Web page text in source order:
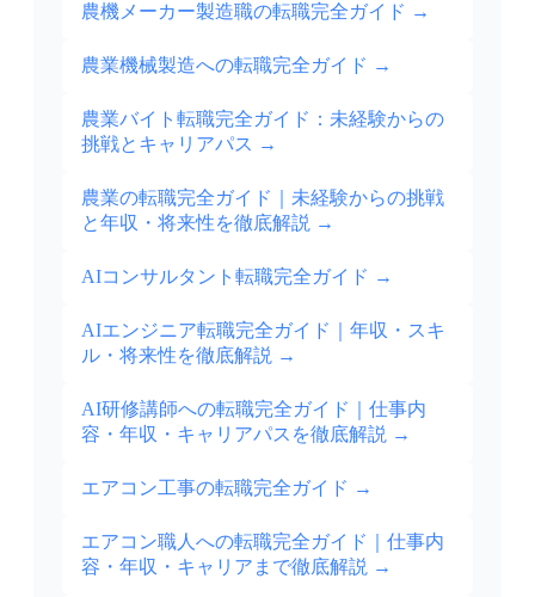
農機メーカー製造職の転職完全ガイド →
農業機械製造への転職完全ガイド →
農業バイト転職完全ガイド：未経験からの
挑戦とキャリアパス →
農業の転職完全ガイド｜未経験からの挑戦
と年収・将来性を徹底解説 →
AIコンサルタント転職完全ガイド →
AIエンジニア転職完全ガイド｜年収・スキ
ル・将来性を徹底解説 →
AI研修講師への転職完全ガイド｜仕事内
容・年収・キャリアパスを徹底解説 →
エアコン工事の転職完全ガイド →
エアコン職人への転職完全ガイド｜仕事内
容・年収・キャリアまで徹底解説 →